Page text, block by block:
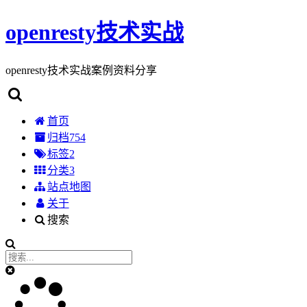
openresty技术实战
openresty技术实战案例资料分享
首页
归档754
标签2
分类3
站点地图
关于
搜索